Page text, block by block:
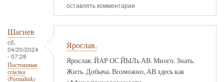
оставлять комментарии
Шагиев
сб,
04/20/2024
- 07:28
Постоянная
ссылка
(Permalink)
Ярослав.
Ярослав. ЙАР ОС ЙЫЛь АВ. Много. Знать.
Жить. Добыча. Возможно, АВ здесь как